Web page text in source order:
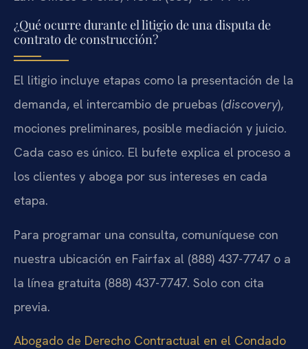
¿Qué ocurre durante el litigio de una disputa de
contrato de construcción?
El litigio incluye etapas como la presentación de la
demanda, el intercambio de pruebas (discovery),
mociones preliminares, posible mediación y juicio.
Cada caso es único. El bufete explica el proceso a
los clientes y aboga por sus intereses en cada
etapa.
Para programar una consulta, comuníquese con
nuestra ubicación en Fairfax al (888) 437-7747 o a
la línea gratuita (888) 437-7747. Solo con cita
previa.
Abogado de Derecho Contractual en el Condado